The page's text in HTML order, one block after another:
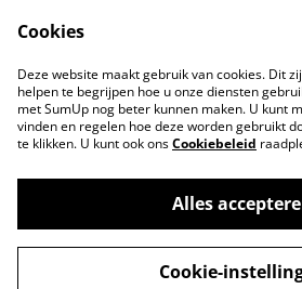
Contact
Privacybeleid
©2026Lovelyhandmade
Cookies
Deze website maakt gebruik van cookies. Dit
helpen te begrijpen hoe u onze diensten
met SumUp nog beter kunnen maken. U kunt
vinden en regelen hoe deze worden gebruikt
te klikken. U kunt ook onsCookiebeleid
Alles
Cookie-